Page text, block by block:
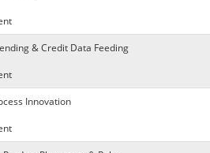
& Credit Data Feeding
Innovation